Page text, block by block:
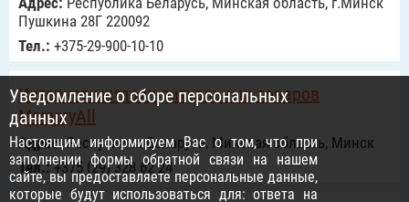
Пушкина 28Г 220092
Тел.: +375-29-900-10-10
Интернет-магазин ритуальных товаров
MemoryAll
Адрес:Республика Беларусь, Минская область, Минск
Тел.:+375 (29) 328 62 24
Уведомление о сборе персональных
данных
Настоящим информируем Вас о том, что при
заполнении формы обратной связи на нашем
сайте, вы предоставляете персональные данные,
которые будут использоваться для: ответа на